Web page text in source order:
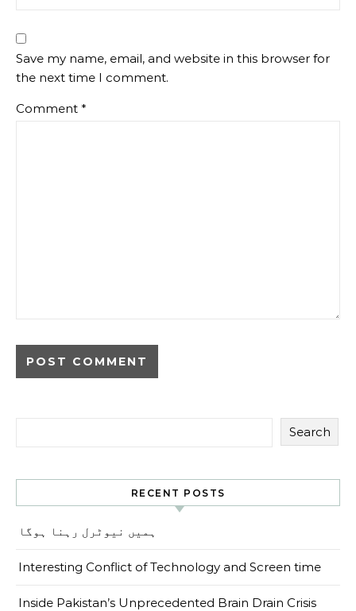
Save my name, email, and website in this browser for
the next time I comment.
Comment *
Search
RECENT POSTS
ہمیں نیوٹرل رہنا ہوگا
Interesting Conflict of Technology and Screen time
Inside Pakistan’s Unprecedented Brain Drain Crisis